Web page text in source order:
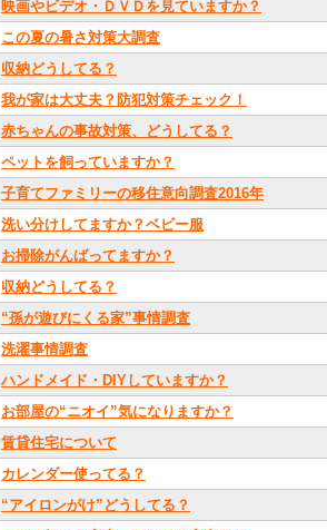
映画やビデオ・ＤＶＤを見ていますか？
この夏の暑さ対策大調査
収納どうしてる？
我が家は大丈夫？防犯対策チェック！
赤ちゃんの事故対策、どうしてる？
ペットを飼っていますか？
子育てファミリーの移住意向調査2016年
洗い分けしてますか？ベビー服
お掃除がんばってますか？
収納どうしてる？
“孫が遊びにくる家”事情調査
洗濯事情調査
ハンドメイド・DIYしていますか？
お部屋の“ニオイ”気になりますか？
賃貸住宅について
カレンダー使ってる？
“アイロンがけ”どうしてる？